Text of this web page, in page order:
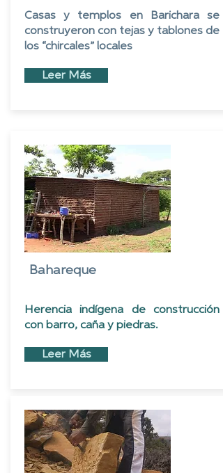
Casas y templos en Barichara se
construyeron con tejas y tablones de
los “chircales” locales
Leer Más
Bahareque
Herencia indígena de construcción
con barro, caña y piedras.
Leer Más